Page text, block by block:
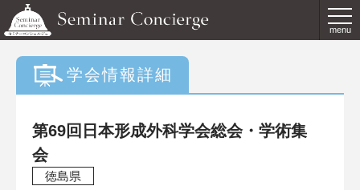
menu
学会情報詳細
第69回日本形成外科学会総会・学術集
会
徳島県